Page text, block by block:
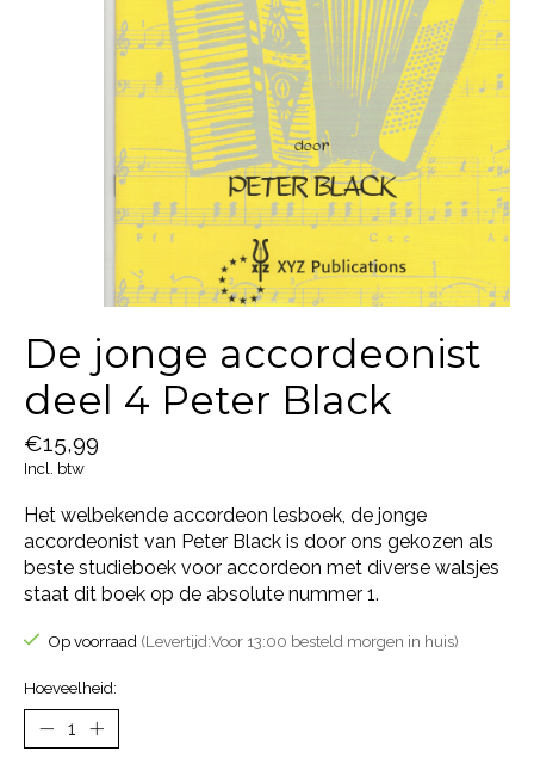
De jonge accordeonist
deel 4 Peter Black
€15,99
Incl. btw
Het welbekende accordeon lesboek, de jonge
accordeonist van Peter Black is door ons gekozen als
beste studieboek voor accordeon met diverse walsjes
staat dit boek op de absolute nummer 1.
Op voorraad (Levertijd:Voor 13:00 besteld morgen in huis)
Hoeveelheid: